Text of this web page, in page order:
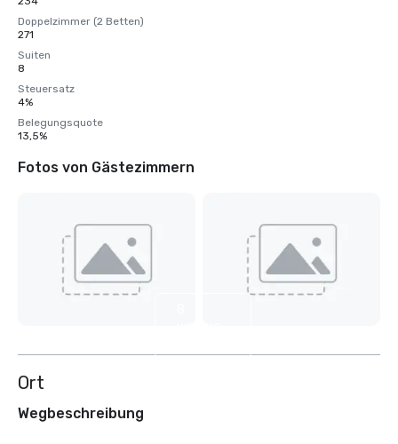
Doppelzimmer (2 Betten)
271
Suiten
8
Steuersatz
4%
Belegungsquote
13,5%
Fotos von Gästezimmern
Ort
Wegbeschreibung